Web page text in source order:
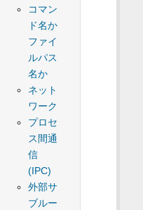
コマン
ド名か
ファイ
ルパス
名か
ネット
ワーク
プロセ
ス間通
信
(IPC)
外部サ
ブルー